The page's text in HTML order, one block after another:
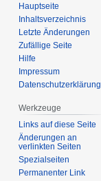
Hauptseite
Inhaltsverzeichnis
Letzte Änderungen
Zufällige Seite
Hilfe
Impressum
Datenschutzerklärung
Werkzeuge
Links auf diese Seite
Änderungen an
verlinkten Seiten
Spezialseiten
Permanenter Link